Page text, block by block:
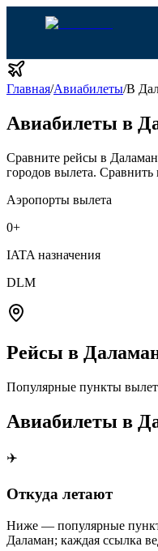
Главная/Авиабилеты/В
Авиабилеты в
Сравните рейсы в
городов вылета. Сравнить
Аэропорты вылета
0+
IATA назначения
DLM
Рейсы в
Популярные пункты
Авиабилеты в
✈️
Откуда летают
Ниже — популярные
Даламан; каждая ссылка